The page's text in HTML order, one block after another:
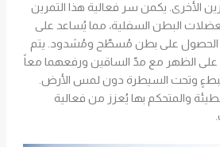
الأخرى. يكمن سر فعالية هذا التمرين
البطن السفلية، مما يُساعد على
الحصول على بطن مُسطّح ومُشدود. يتم
على الظهر مع مدّ الساقين ورفعهما معاً
ببطءٍ وتحت السيطرة دون لمس الأرض.
والمتحكم بها يُعزز من فعالية